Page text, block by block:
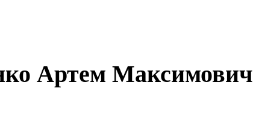
Артем Максимович